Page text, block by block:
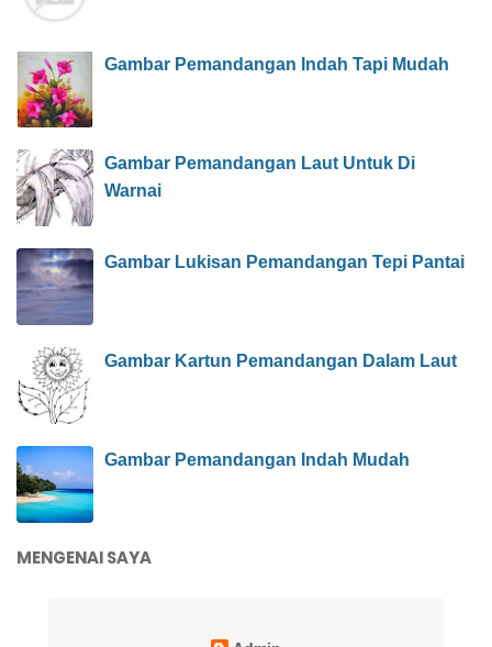
Gambar Pemandangan Indah Tapi Mudah
Gambar Pemandangan Laut Untuk Di
Warnai
Gambar Lukisan Pemandangan Tepi Pantai
Gambar Kartun Pemandangan Dalam Laut
Gambar Pemandangan Indah Mudah
MENGENAI SAYA